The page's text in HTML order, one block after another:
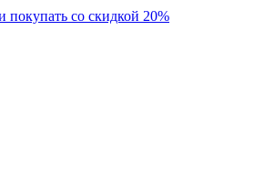
со скидкой 20%